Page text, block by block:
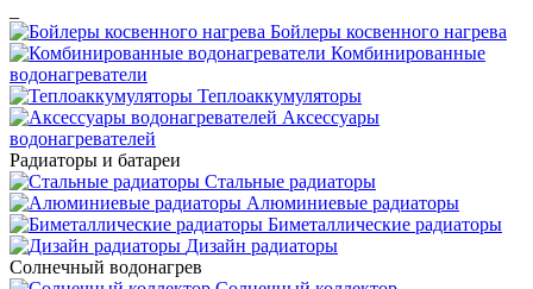
Бойлеры косвенного нагрева
Комбинированные
водонагреватели
Теплоаккумуляторы
Аксессуары
водонагревателей
Радиаторы и батареи
Стальные радиаторы
Алюминиевые радиаторы
Биметаллические радиаторы
Дизайн радиаторы
Солнечный водонагрев